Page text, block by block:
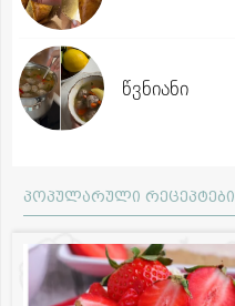
წვნიანი
პოპულარული რეცეპტები